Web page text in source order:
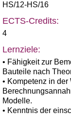
HS/12-HS/16
ECTS-Credits:
4
Lernziele:
• Fähigkeit zur
Bauteile nach
• Kompetenz in
Modelle.
• Kenntnis der